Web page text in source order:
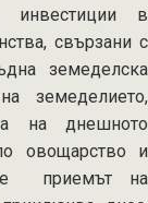
в
свързани с
земеделска
земеделието,
на днешното
овощарство и
че приемът на